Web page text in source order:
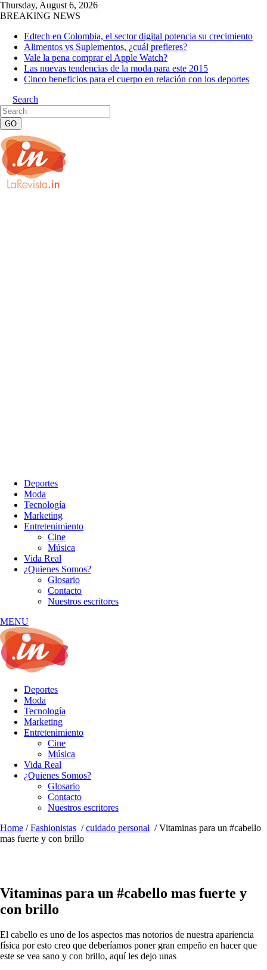
Thursday, August 6, 2026
BREAKING NEWS
Edtech en Colombia, el sector digital potencia su crecimiento
Alimentos vs Suplementos, ¿cuál prefieres?
Vale la pena comprar el Apple Watch?
Las nuevas tendencias de la moda para este 2015
Cinco beneficios para el cuerpo en relación con los deportes
Search
Deportes
Moda
Tecnología
Marketing
Entretenimiento
Cine
Música
Vida Real
¿Quienes Somos?
Glosario
Contacto
Nuestros escritores
MENU
Deportes
Moda
Tecnología
Marketing
Entretenimiento
Cine
Música
Vida Real
¿Quienes Somos?
Glosario
Contacto
Nuestros escritores
Home /Fashionistas /cuidado personal /Vitaminas para un #cabello
mas fuerte y con brillo
Vitaminas para un #cabello mas fuerte y
con brillo
El cabello es uno de los aspectos mas notorios de nuestra apariencia
física por esto creo que deberíamos poner gran empeño en hacer que
este se vea sano y con brillo, aquí les dejo unas